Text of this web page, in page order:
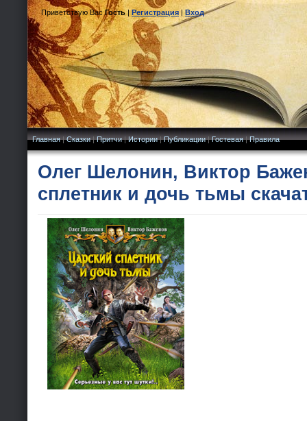
Приветствую Вас Гость|Регистрация|Вход
Главная|Сказки|Притчи|Истории|Публикации|Гостевая|Правила
Олег Шелонин, Виктор
сплетник и дочь тьмы